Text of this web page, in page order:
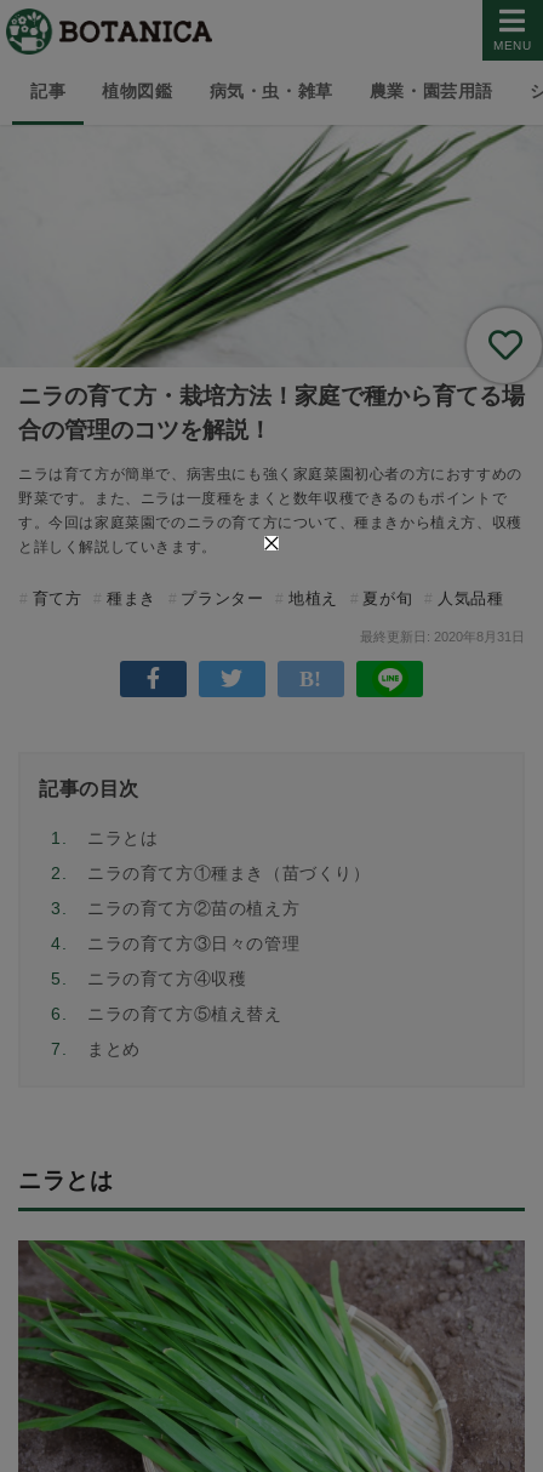
MENU
記事 植物図鑑 病気・虫・雑草 農業・園芸用語
ニラの育て方・栽培方法！家庭で種から育てる場
合の管理のコツを解説！
ニラは育て方が簡単で、病害虫にも強く家庭菜園初心者の方におすすめの
野菜です。また、ニラは一度種をまくと数年収穫できるのもポイントで
す。今回は家庭菜園でのニラの育て方について、種まきから植え方、収穫
と詳しく解説していきます。
育て方 種まき プランター 地植え 夏が旬 人気品種
最終更新日: 2020年8月31日
記事の目次
1.
ニラとは
2.
ニラの育て方①種まき（苗づくり）
3.
ニラの育て方②苗の植え方
4.
ニラの育て方③日々の管理
5.
ニラの育て方④収穫
6.
ニラの育て方⑤植え替え
7.
まとめ
ニラとは